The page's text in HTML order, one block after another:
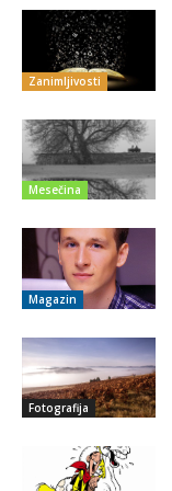
Zanimljivosti
Mesečina
Magazin
Fotografija